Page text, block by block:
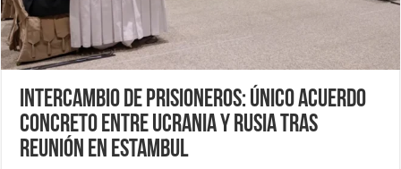
Intercambio de Prisioneros: Único Acuerdo
Concreto entre Ucrania y Rusia tras
Reunión en Estambul